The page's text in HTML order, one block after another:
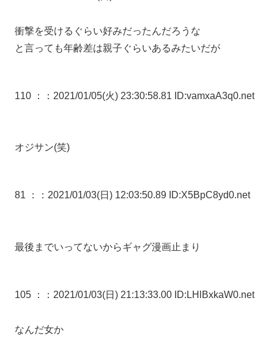
衝撃を受けるぐらい好みだったんだろうな
と言っても年齢差は親子ぐらいあるみたいだが
110 ： ：2021/01/05(火) 23:30:58.81 ID:vamxaA3q0.net
オジサン(笑)
81 ： ：2021/01/03(日) 12:03:50.89 ID:X5BpC8yd0.net
最後までいってないからギャグ漫画止まり
105 ： ：2021/01/03(日) 21:13:33.00 ID:LHlBxkaW0.net
なんだ女か